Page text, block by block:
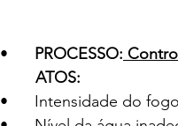
• PROCESSO:
ATOS:
•      Intensidade do